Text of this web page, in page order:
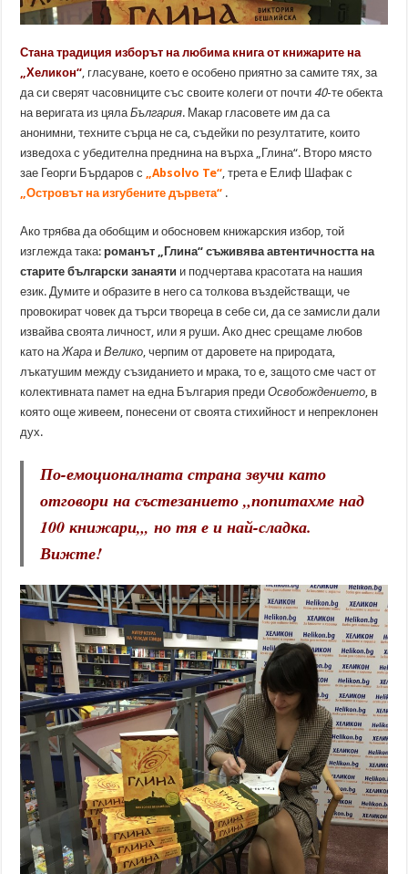
Стана традиция изборът на любима книга от книжарите на
„Хеликон“, гласуване, което е особено приятно за самите тях, за
да си сверят часовниците със своите колеги от почти40-те обекта
на веригата из цялаБългария. Макар гласовете им да са
анонимни, техните сърца не са, съдейки по резултатите, които
изведоха с убедителна преднина на върха „Глина“. Второ място
зае Георги Бърдаров с „Absolvo Te“, трета е Елиф Шафак с
„Островът на изгубените дървета“ .
Ако трябва да обобщим и обосновем книжарския избор, той
изглежда така:романът „Глина“ съживява автентичността на
старите български занаяти и подчертава красотата на нашия
език. Думите и образите в него са толкова въздействащи, че
провокират човек да търси твореца в себе си, да се замисли дали
извайва своята личност, или я руши. Ако днес срещаме любов
като наЖара иВелико, черпим от даровете на природата,
лъкатушим между съзиданието и мрака, то е, защото сме част от
колективната памет на една България предиОсвобождението, в
която още живеем, понесени от своята стихийност и непреклонен
дух.
По-емоционалната страна звучи като
отговори на състезанието „попитахме над
100 книжари„, но тя е и най-сладка.
Вижте!